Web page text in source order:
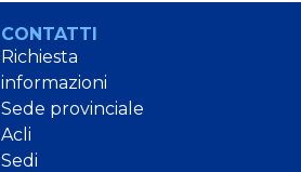
CONTATTI
Richiesta
informazioni
Sede provinciale
Acli
Sedi